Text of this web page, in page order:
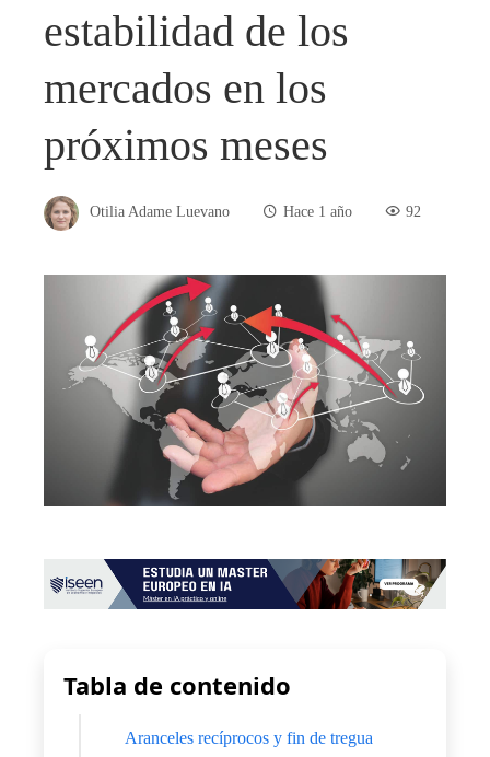
estabilidad de los
mercados en los
próximos meses
Otilia Adame Luevano Hace 1 año 92
Tabla de contenido
Aranceles recíprocos y fin de tregua